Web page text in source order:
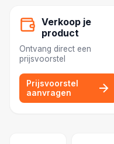
Verkoop je
product
Ontvang direct een
prijsvoorstel
Prijsvoorstel
aanvragen